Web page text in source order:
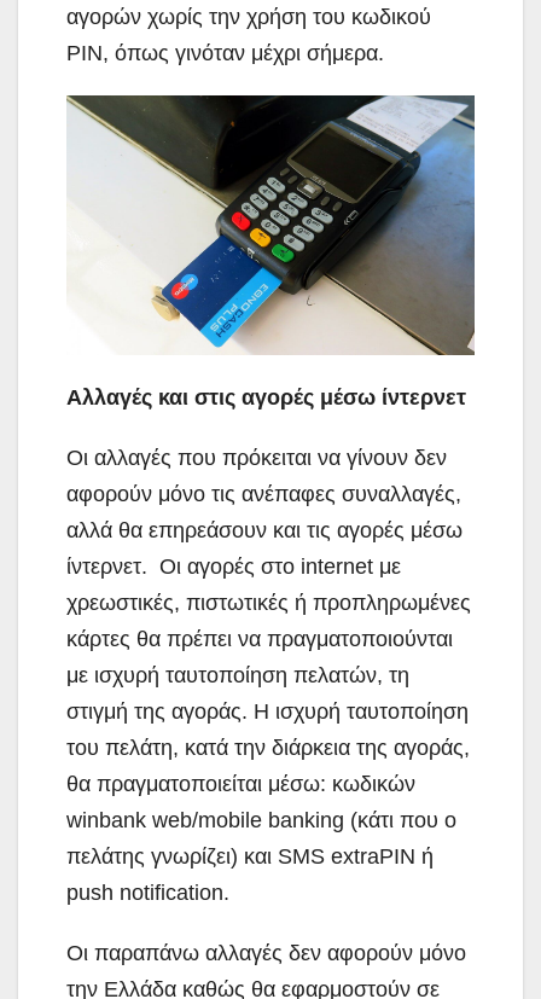
αγορών χωρίς την χρήση του κωδικού
PIN, όπως γινόταν μέχρι σήμερα.
Αλλαγές και στις αγορές μέσω ίντερνετ
Οι αλλαγές που πρόκειται να γίνουν δεν
αφορούν μόνο τις ανέπαφες συναλλαγές,
αλλά θα επηρεάσουν και τις αγορές μέσω
ίντερνετ. Οι αγορές στο internet με
χρεωστικές, πιστωτικές ή προπληρωμένες
κάρτες θα πρέπει να πραγματοποιούνται
με ισχυρή ταυτοποίηση πελατών, τη
στιγμή της αγοράς. Η ισχυρή ταυτοποίηση
του πελάτη, κατά την διάρκεια της αγοράς,
θα πραγματοποιείται μέσω: κωδικών
winbank web/mobile banking (κάτι που ο
πελάτης γνωρίζει) και SMS extraPIN ή
push notification.
Οι παραπάνω αλλαγές δεν αφορούν μόνο
την Ελλάδα καθώς θα εφαρμοστούν σε